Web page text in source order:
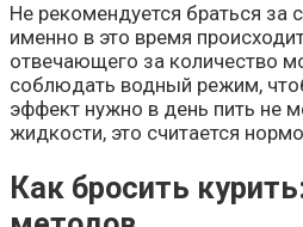
Не рекомендуется браться за
именно в это время
отвечающего за количество
соблюдать водный режим,
эффект нужно в день пить не
жидкости, это считается
Как бросить